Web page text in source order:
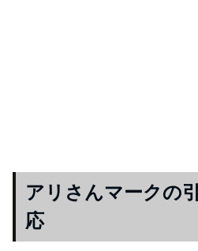
アリさんマークの
応